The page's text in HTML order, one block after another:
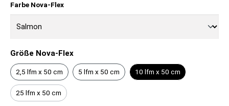
Farbe Nova-Flex
Größe Nova-Flex
2,5 lfm x 50 cm 5 lfm x 50 cm 10 lfm x 50 cm
25 lfm x 50 cm